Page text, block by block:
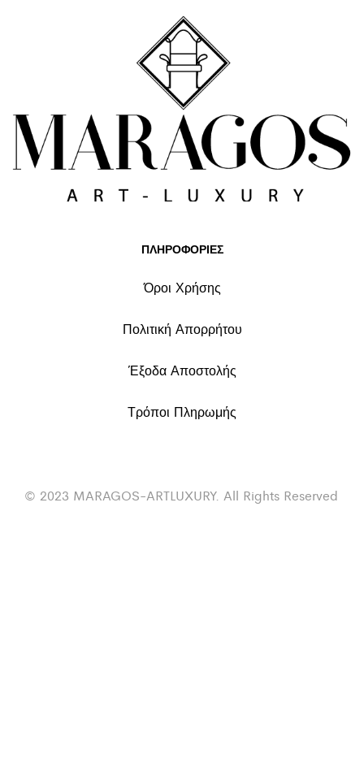
ΠΛΗΡΟΦΟΡΙΕΣ
Όροι Χρήσης
Πολιτική Απορρήτου
Έξοδα Αποστολής
Τρόποι Πληρωμής
© 2023 MARAGOS-ARTLUXURY. All Rights Reserved